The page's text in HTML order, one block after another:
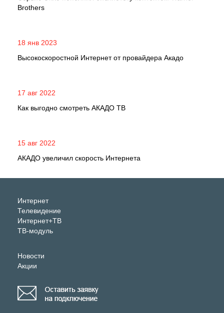
Brothers
18 янв 2023
Высокоскоростной Интернет от провайдера Акадо
17 авг 2022
Как выгодно смотреть АКАДО ТВ
15 авг 2022
АКАДО увеличил скорость Интернета
Интернет
Телевидение
Интернет+ТВ
ТВ-модуль
Новости
Акции